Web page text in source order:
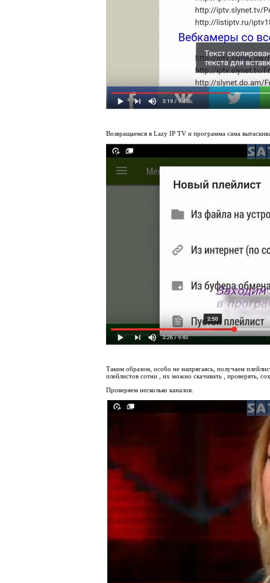
Возвращаемся в Lazy IP TV и программа сама
Таким образом, особо не напрягаясь, получаем
плейлистов сотни , их можно скачивать , проверять,
Проверяем несколько каналов.